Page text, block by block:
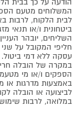
המשלוחים מטעם
לבית הלקוח, לרבות
ביטחונית ו/או תנאי
השליחים, יובהר
חליפי המקובל על
עסקה ללא דמי ביטול.
במקרה של הובלה
הספקים ו/או מי
באמצעות מדרגות או
לביצועה או הובלה
במלואה, לרבות